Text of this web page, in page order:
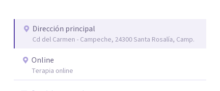
auténtica y comunicación clara y directa para darte
seguridad emocional y una dirección firme de tu proceso
de cambio.
Dirección principal
Cd del Carmen - Campeche, 24300 Santa Rosalía, Camp.
Online
Terapia online